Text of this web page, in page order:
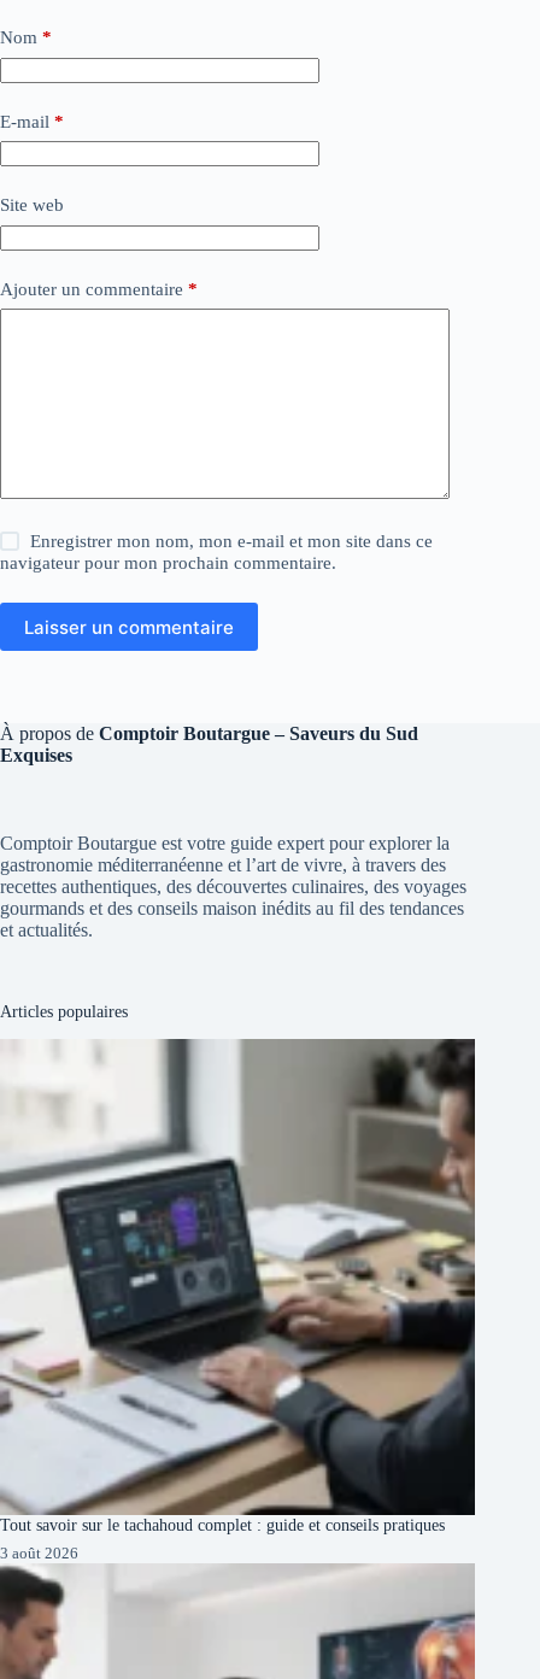
Nom *
E-mail *
Site web
Ajouter un commentaire *
Enregistrer mon nom, mon e-mail et mon site dans ce
navigateur pour mon prochain commentaire.
Laisser un commentaire
À propos de Comptoir Boutargue – Saveurs du Sud
Exquises
Comptoir Boutargue est votre guide expert pour explorer la
gastronomie méditerranéenne et l’art de vivre, à travers des
recettes authentiques, des découvertes culinaires, des voyages
gourmands et des conseils maison inédits au fil des tendances
et actualités.
Articles populaires
Tout savoir sur le tachahoud complet : guide et conseils pratiques
3 août 2026